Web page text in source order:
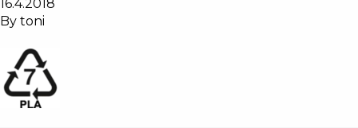
16.4.2018
By toni